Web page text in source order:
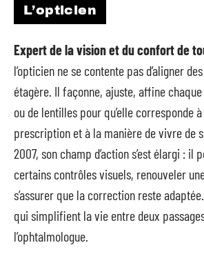
L’opticien
Expert de la vision et du confort de
l’opticien ne se contente pas d’aligner
étagère. Il façonne, ajuste, affine
ou de lentilles pour qu’elle corresponde
prescription et à la manière de vivre de
2007, son champ d’action s’est élargi : il
certains contrôles visuels, renouveler
s’assurer que la correction reste
qui simplifient la vie entre deux
l’ophtalmologue.